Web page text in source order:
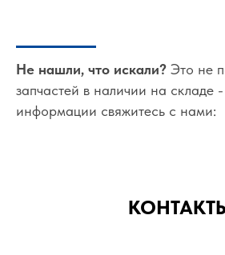
Не нашли, что искали? Это не
запчастей в наличии на складе
информации свяжитесь с нами: